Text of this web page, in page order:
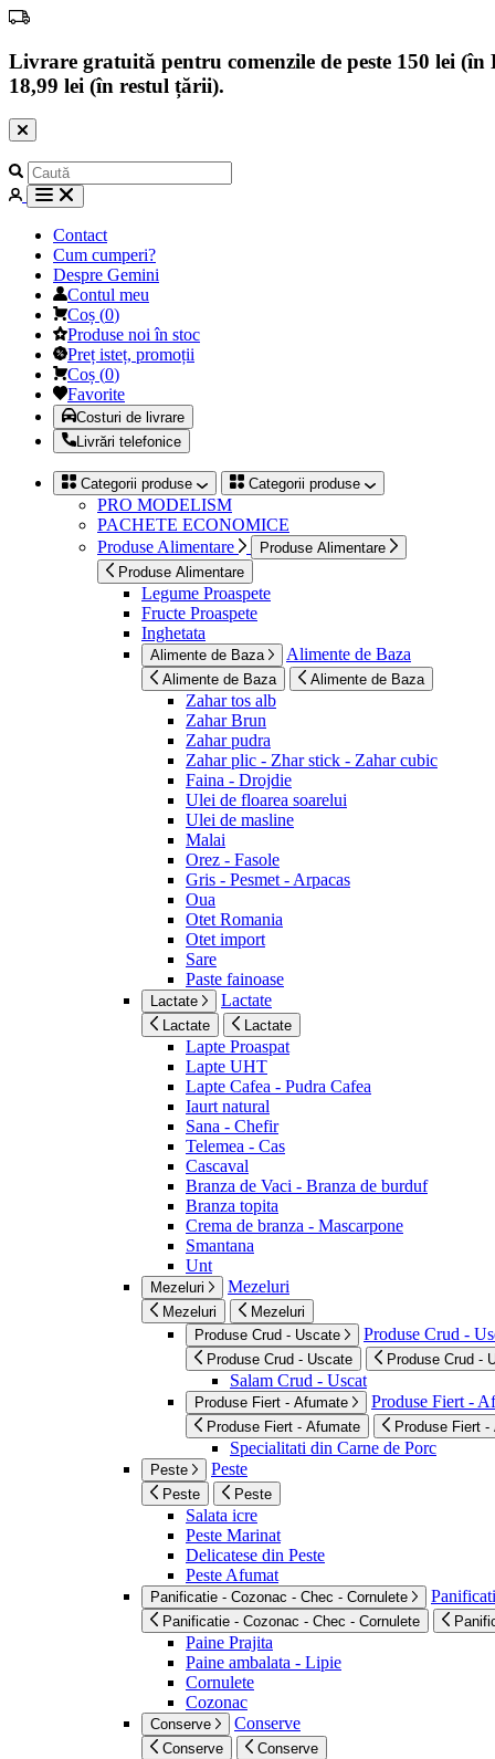
Livrare gratuită pentru comenzile de peste 150 lei
18,99 lei (în restul țării).
Contact
Cum cumperi?
Despre Gemini
Contul meu
Coș (0)
Produse noi în stoc
Preț isteț, promoții
Coș (0)
Favorite
Costuri de livrare
Livrări telefonice
Categorii produse Categorii produse
PRO MODELISM
PACHETE ECONOMICE
Produse Alimentare
Produse Alimentare
Produse Alimentare
Legume Proaspete
Fructe Proaspete
Inghetata
Alimente de Baza Alimente de Baza
Alimente de Baza Alimente de Baza
Zahar tos alb
Zahar Brun
Zahar pudra
Zahar plic - Zhar stick - Zahar cubic
Faina - Drojdie
Ulei de floarea soarelui
Ulei de masline
Malai
Orez - Fasole
Gris - Pesmet - Arpacas
Oua
Otet Romania
Otet import
Sare
Paste fainoase
Lactate Lactate
Lactate Lactate
Lapte Proaspat
Lapte UHT
Lapte Cafea - Pudra Cafea
Iaurt natural
Sana - Chefir
Telemea - Cas
Cascaval
Branza de Vaci - Branza de burduf
Branza topita
Crema de branza - Mascarpone
Smantana
Unt
Mezeluri Mezeluri
Mezeluri
Mezeluri
Produse Crud - Uscate
Produse Crud -
Produse Crud - Uscate Produse Crud -
Salam Crud - Uscat
Produse Fiert - Afumate Produse Fiert -
Produse Fiert - Afumate Produse Fiert -
Specialitati din Carne de Porc
Peste Peste
Peste Peste
Salata icre
Peste Marinat
Delicatese din Peste
Peste Afumat
Panificatie - Cozonac - Chec - Cornulete
Panificatie - Cozonac - Chec - Cornulete
Paine Prajita
Paine ambalata - Lipie
Cornulete
Cozonac
Conserve Conserve
Conserve Conserve